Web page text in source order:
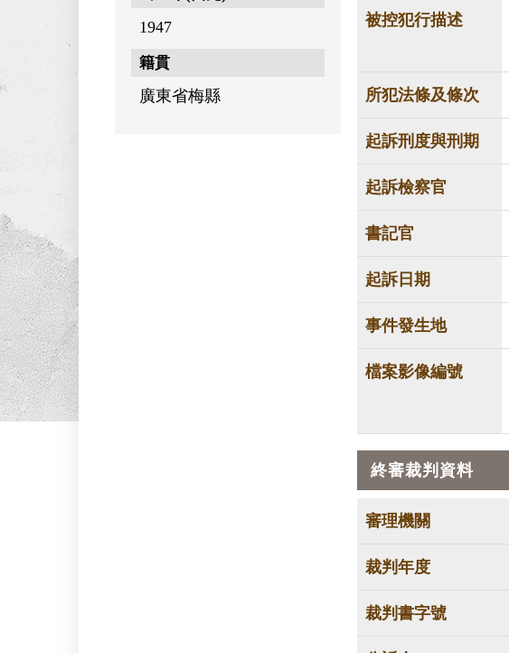
1947
籍貫
廣東省梅縣
被控犯行描述
所犯法條及條次
起訴刑度與刑期
起訴檢察官
書記官
起訴日期
事件發生地
檔案影像編號
終審裁判資料
審理機關
裁判年度
裁判書字號